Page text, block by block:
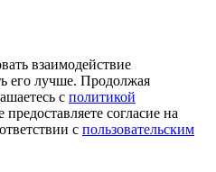
взаимодействие
его лучше. Продолжая
с политикой
предоставляете согласие на
с пользовательским